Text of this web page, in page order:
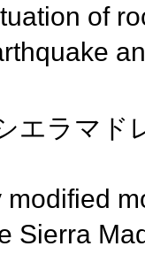
of
エラマド
Sierra